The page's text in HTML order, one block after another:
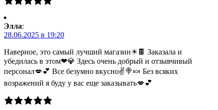
Элла:
28.06.2025 в 19:20
Наверное, это самый лучший магазин☀🍫 Заказала и
убедилась в этом❤💎 Здесь очень добрый и отзывчивый
персонал💋💕 Все безумно вкусно✌🍭🍬 Без всяких
возражений я буду у вас еще заказывать💋💕